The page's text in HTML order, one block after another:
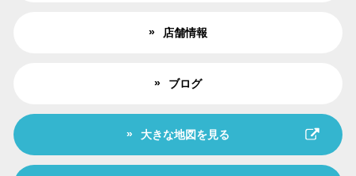
店舗情報
ブログ
大きな地図を見る